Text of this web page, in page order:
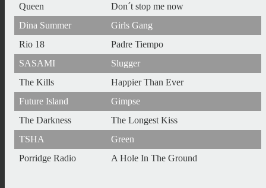
Queen
Don´t stop me now
Dina Summer
Girls Gang
Rio 18
Padre Tiempo
SASAMI
Slugger
The Kills
Happier Than Ever
Future Island
Gimpse
The Darkness
The Longest Kiss
TSHA
Green
Porridge Radio
A Hole In The Ground